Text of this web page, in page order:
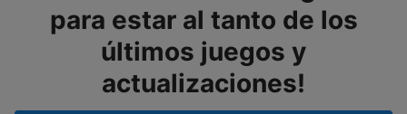
para estar al tanto de los
últimos juegos y
actualizaciones!